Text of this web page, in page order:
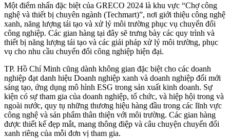
Một điểm nhấn đặc biệt của GRECO 2024 là khu vực “Chợ công
nghệ và thiết bị chuyên ngành (Techmart)”, nơi giới thiệu công nghệ
xanh, năng lượng tái tạo và xử lý môi trường phục vụ chuyển đổi
công nghiệp. Các gian hàng tại đây sẽ trưng bày các quy trình và
thiết bị năng lượng tái tạo và các giải pháp xử lý môi trường, phục
vụ cho nhu cầu chuyển đổi công nghiệp hiện đại.
TP. Hồ Chí Minh cũng dành không gian đặc biệt cho các doanh
nghiệp đạt danh hiệu Doanh nghiệp xanh và doanh nghiệp đổi mới
sáng tạo, ứng dụng mô hình ESG trong sản xuất kinh doanh. Sự
kiện có sự tham gia của doanh nghiệp, tổ chức, và hiệp hội trong và
ngoài nước, quy tụ những thương hiệu hàng đầu trong các lĩnh vực
công nghệ và sản phẩm thân thiện với môi trường. Các gian hàng
được thiết kế đẹp mắt, mang thông điệp và câu chuyện chuyển đổi
xanh riêng của mỗi đơn vị tham gia.